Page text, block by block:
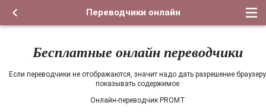
Переводчики онлайн
Бесплатные онлайн переводчики
Если переводчики не отображаются, значит надо дать разрешение браузеру
показывать содержимое
Онлайн-переводчик PROMT